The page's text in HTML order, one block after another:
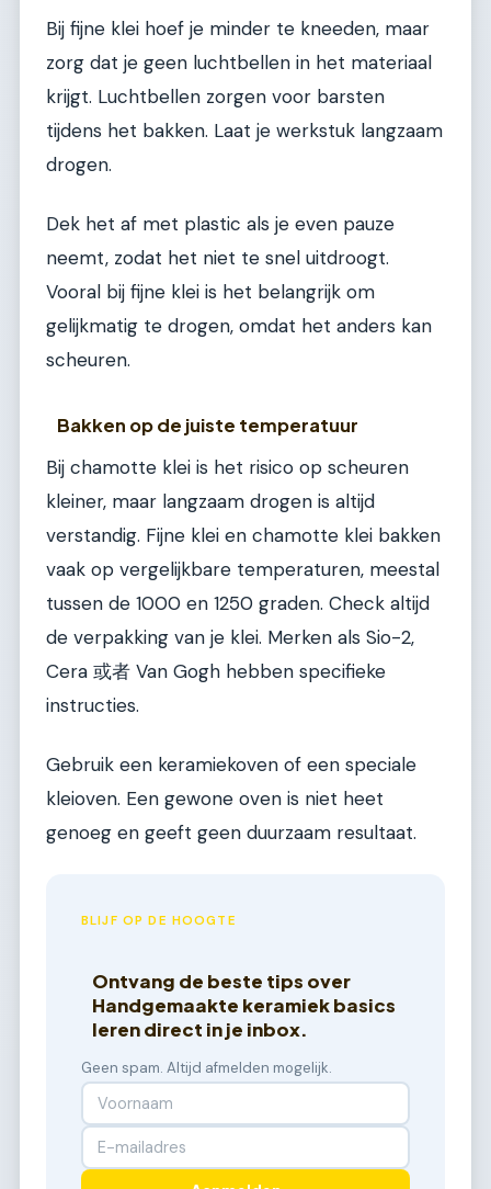
Bij fijne klei hoef je minder te kneeden, maar
zorg dat je geen luchtbellen in het materiaal
krijgt. Luchtbellen zorgen voor barsten
tijdens het bakken. Laat je werkstuk langzaam
drogen.
Dek het af met plastic als je even pauze
neemt, zodat het niet te snel uitdroogt.
Vooral bij fijne klei is het belangrijk om
gelijkmatig te drogen, omdat het anders kan
scheuren.
Bakken op de juiste temperatuur
Bij chamotte klei is het risico op scheuren
kleiner, maar langzaam drogen is altijd
verstandig. Fijne klei en chamotte klei bakken
vaak op vergelijkbare temperaturen, meestal
tussen de 1000 en 1250 graden. Check altijd
de verpakking van je klei. Merken als Sio-2,
Cera 或者 Van Gogh hebben specifieke
instructies.
Gebruik een keramiekoven of een speciale
kleioven. Een gewone oven is niet heet
genoeg en geeft geen duurzaam resultaat.
BLIJF OP DE HOOGTE
Ontvang de beste tips over
Handgemaakte keramiek basics
leren direct in je inbox.
Geen spam. Altijd afmelden mogelijk.